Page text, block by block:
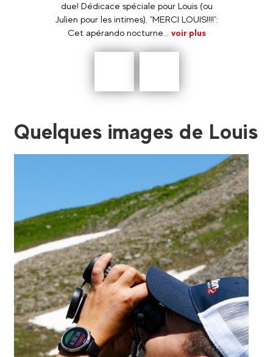
une soirée réussie avec notre groupe de
cousins bretons. Ps : merci pour les
recommandations validées...voir plus
plus
Quelques images de Louis